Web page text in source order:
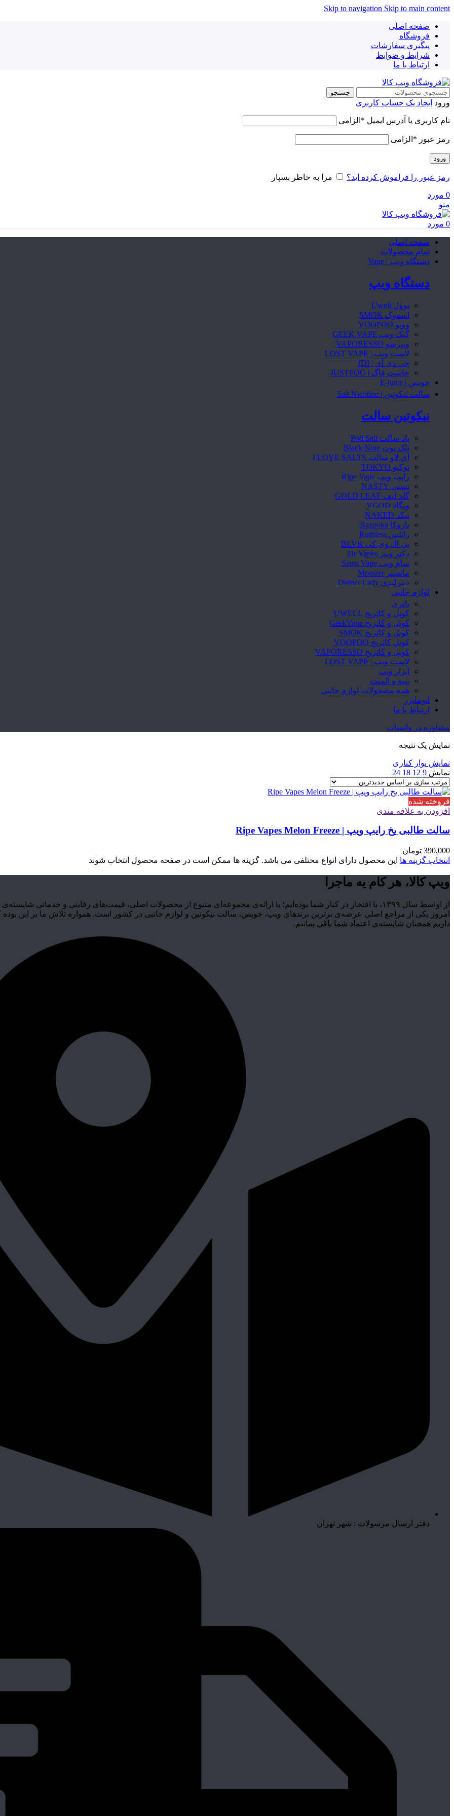
Skip to navigation Skip to main content
صفحه اصلی
فروشگاه
پیگیری سفارشات
شرایط و ضوابط
ارتباط با ما
جستجو
ورود ایجاد یک حساب کاربری
نام کاربری یا آدرس ایمیل * الزامی
رمز عبور * الزامی
ورود
رمز عبور را فراموش کرده اید؟ مرا به خاطر بسپار
0 مورد
منو
0 مورد
صفحه اصلی
تمام محصولات
دستگاه ویپ | Vape
دستگاه ویپ
یوول Uwell
اسموک SMOK
ووپو VOOPOO
گیک ویپ GEEK VAPE
ویپرسو VAPORESSO
لاست ویپ | LOST VAPE
جی دی آی | JDI
جاست فاگ | JUSTFOG
جویس | E-juice
سالت نیکوتین | Salt Nicotine
نیکوتین سالت
پاد سالت Pod Salt
بلک نوت Black Note
آی لاو سالت I LOVE SALTS
توکیو TOKYO
رایپ ویپ Ripe Vape
نستی NASTY
گلد لیف GOLD LEAF
ویگاد VGOD
نیکد NAKED
بازوکا Bazooka
راتلس Ruthless
بی ال وی کی BLVK
دکتر ویپز Dr Vapes
سام ویپ Sams Vape
مانستر Monster
دینرلیدی Dinner Lady
لوازم جانبی
باتری
کویل و کاتریج UWELL
کویل و کاتریج GeekVape
کویل و کاتریج SMOK
کویل کاتریج VOOPOO
کویل و کاتریج VAPORESSO
لاست ویپ | LOST VAPE
ابزار ویپ
پنبه و المنت
همه مصحولات لوازم جانبی
اتومایزر
ارتباط با ما
مشاوره در واتساپ
نمایش یک نتیجه
نمایش نوار کناری
نمایش 9
12
18
24
فروخته شده
افزودن به علاقه مندی
سالت طالبی یخ رایپ ویپ | Ripe Vapes Melon Freeze
390,000 تومان
انتخاب گزینه ها این محصول دارای انواع مختلفی می باشد. گزینه ها ممکن است در صفحه محصول انتخاب شوند
ویپ کالا، هر کام یه ماجرا
از اواسط سال ۱۳۹۹، با افتخار در کنار شما بوده‌ایم؛ با ارائه‌ی مجموعه‌ای متنوع از محصولات اصلی، قیمت‌های رقابتی و خدماتی
امروز یکی از مراجع اصلی عرضه‌ی برترین برندهای ویپ، جویس، سالت نیکوتین و لوازم جانبی در کشور است. همواره تلاش ما بر این
داریم همچنان شایسته‌ی اعتماد شما باقی بمانیم.
دفتر ارسال مرسولات : شهر تهران